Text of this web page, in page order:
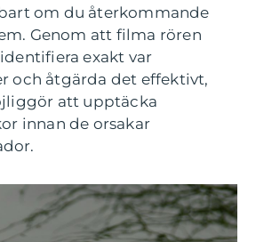
om du återkommande
Genom att filma rören
exakt var
och åtgärda det effektivt,
att upptäcka
innan de orsakar